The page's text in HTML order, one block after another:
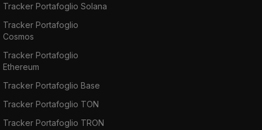
Tracker Portafoglio Solana
Tracker Portafoglio
Cosmos
Tracker Portafoglio
Ethereum
Tracker Portafoglio Base
Tracker Portafoglio TON
Tracker Portafoglio TRON